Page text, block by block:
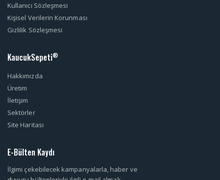
Kullanıcı Sözleşmesi
Kişisel Verilerin Korunması
Gizlilik Sözleşmesi
KaucukSepeti®
Hakkımızda
Üretim
İletişim
Sektörler
Site Haritası
E-Bülten Kaydı
İlgimi çekebilecek kampanyalarla, haber ve